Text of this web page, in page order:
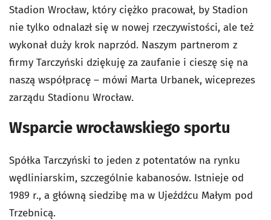
Stadion Wrocław, który ciężko pracował, by Stadion
nie tylko odnalazł się w nowej rzeczywistości, ale też
wykonał duży krok naprzód. Naszym partnerom z
firmy Tarczyński dziękuję za zaufanie i cieszę się na
naszą współpracę – mówi Marta Urbanek, wiceprezes
zarządu Stadionu Wrocław.
Wsparcie wrocławskiego sportu
Spółka Tarczyński to jeden z potentatów na rynku
wędliniarskim, szczególnie kabanosów. Istnieje od
1989 r., a główną siedzibę ma w Ujeźdźcu Małym pod
Trzebnicą.